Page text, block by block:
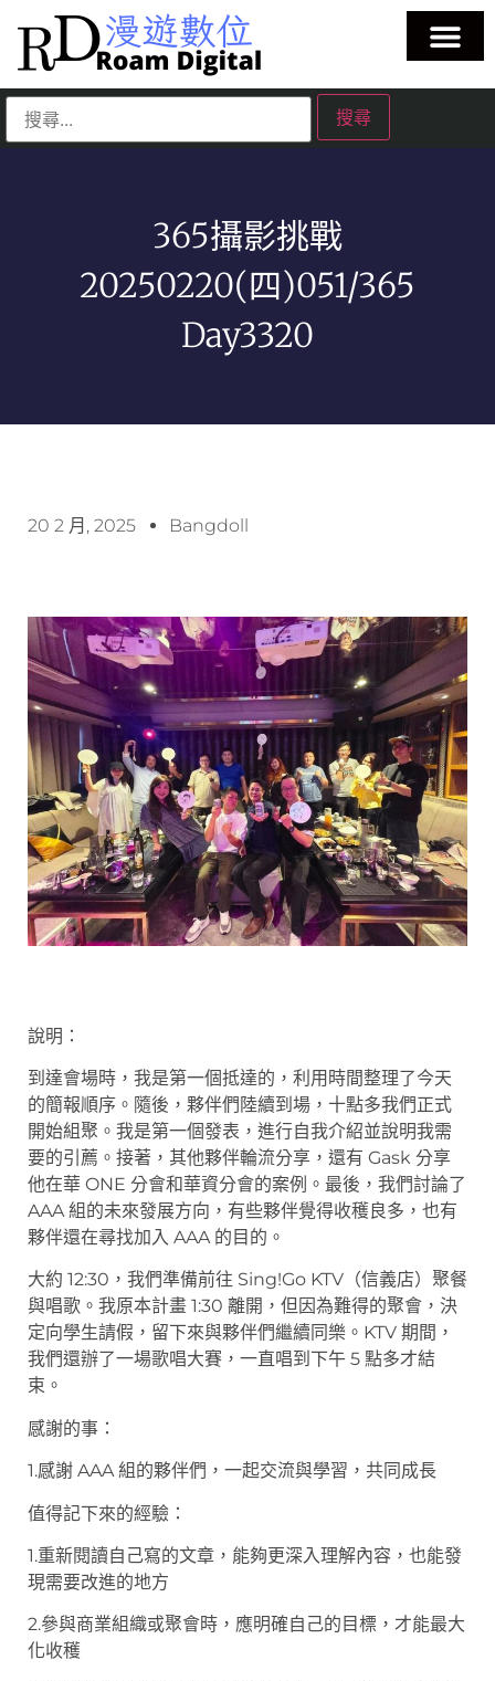
365攝影挑戰
20250220(四)051/365
Day3320
20 2 月, 2025 Bangdoll
說明：
到達會場時，我是第一個抵達的，利用時間整理了今天
的簡報順序。隨後，夥伴們陸續到場，十點多我們正式
開始組聚。我是第一個發表，進行自我介紹並說明我需
要的引薦。接著，其他夥伴輪流分享，還有 Gask 分享
他在華 ONE 分會和華資分會的案例。最後，我們討論了
AAA 組的未來發展方向，有些夥伴覺得收穫良多，也有
夥伴還在尋找加入 AAA 的目的。
大約 12:30，我們準備前往 Sing!Go KTV（信義店）聚餐
與唱歌。我原本計畫 1:30 離開，但因為難得的聚會，決
定向學生請假，留下來與夥伴們繼續同樂。KTV 期間，
我們還辦了一場歌唱大賽，一直唱到下午 5 點多才結
束。
感謝的事：
1.感謝 AAA 組的夥伴們，一起交流與學習，共同成長
值得記下來的經驗：
1.重新閱讀自己寫的文章，能夠更深入理解內容，也能發
現需要改進的地方
2.參與商業組織或聚會時，應明確自己的目標，才能最大
化收穫